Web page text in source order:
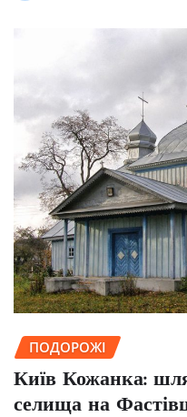
ПОДОРОЖІ
Київ Кожанка:
селища на